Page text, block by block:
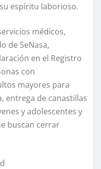
espíritu laborioso.
médicos,
de SeNasa,
en el Registro
con
mayores para
entrega de canastillas
y adolescentes y
buscan cerrar